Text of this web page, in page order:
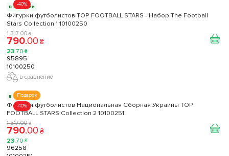
-40%
в наличии
Фигурки футболистов TOP FOOTBALL STARS - Набор The Football
Stars Collection 1 10100250
1 317.00 ₴
790.00 ₴
23.70 ₴
95895
10100250
в сравнение
Подарок
-40%
в наличии
Фигурки футболистов Национальная Сборная Украины TOP
FOOTBALL STARS Collection 2 10100251
1 317.00 ₴
790.00 ₴
23.70 ₴
96258